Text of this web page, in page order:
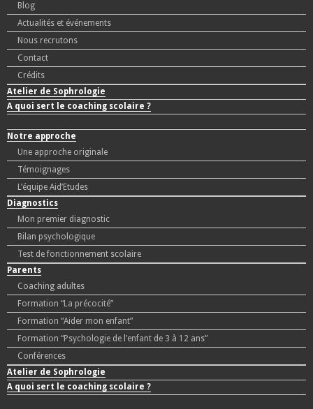
Blog
Actualités et événements
Nous recrutons
Contact
Crédits
Atelier de Sophrologie
A quoi sert le coaching scolaire ?
Notre approche
Une approche originale
Témoignages
L’équipe Aid’Etudes
Diagnostics
Mon premier diagnostic
Bilan psychologique
Test de fonctionnement scolaire
Parents
Coaching adultes
Formation “La précocité”
Formation “Aider mon enfant”
Formation “Psychologie de l’enfant de 3 à 12 ans”
Conférences
Atelier de Sophrologie
A quoi sert le coaching scolaire ?